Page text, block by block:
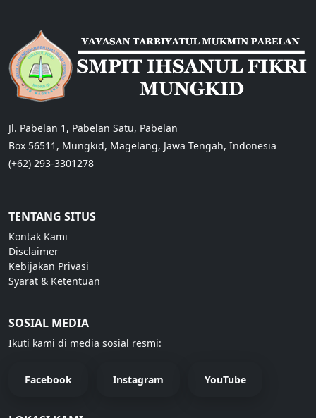
Jl. Pabelan 1, Pabelan Satu, Pabelan
Box 56511, Mungkid, Magelang, Jawa Tengah, Indonesia
(+62) 293-3301278
TENTANG SITUS
Kontak Kami
Disclaimer
Kebijakan Privasi
Syarat & Ketentuan
SOSIAL MEDIA
Ikuti kami di media sosial resmi:
Facebook Instagram YouTube